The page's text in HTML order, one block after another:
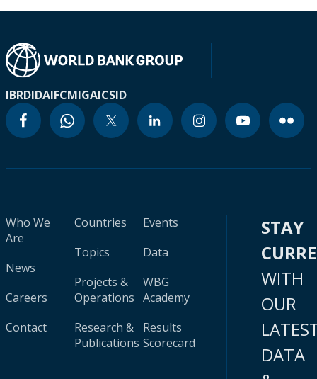
IBRDIDAIFCMIGAICSID
Who We
Are
News
Careers
Contact
Countries
Topics
Projects &
Operations
Research &
Publications
Events
Data
WBG
Academy
Results
Scorecard
STAY
WITH
OUR
DATA